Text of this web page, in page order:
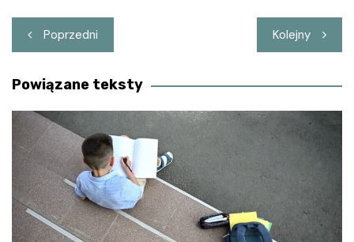
Nawigacja
wpisu
Poprzedni Kolejny
Powiązane teksty